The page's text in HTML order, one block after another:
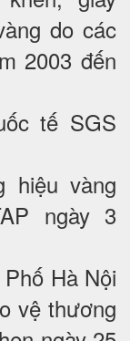
do các
2003 đến
tế SGS
hiệu vàng
ngày 3
Hà Nội
vệ thương